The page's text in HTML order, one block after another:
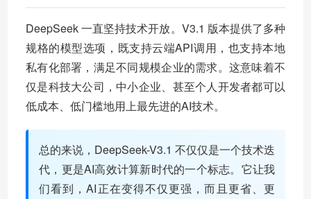
DeepSeek 一直坚持技术开放。V3.1 版本提供了多种
规格的模型选项，既支持云端API调用，也支持本地
私有化部署，满足不同规模企业的需求。这意味着不
仅是科技大公司，中小企业、甚至个人开发者都可以
低成本、低门槛地用上最先进的AI技术。
总的来说，DeepSeek-V3.1 不仅仅是一个技术迭
代，更是AI高效计算新时代的一个标志。它让我
们看到，AI正在变得不仅更强，而且更省、更